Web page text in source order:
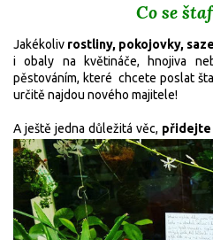
Co se
Jakékoliv rostliny, pokojovky,
i obaly na květináče, hnojiva
pěstováním, které chcete poslat
určitě najdou nového majitele!
A ještě jedna důležitá věc, přidejte
příběhem rostliny, třeba odkud
nelíbilo, proč jí posíláte dál...
mnohem cenější a člověk k nim má